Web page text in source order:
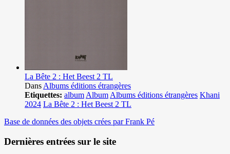
La Bête 2 : Het Beest 2 TL
Dans Albums éditions étrangères
Etiquettes: album Album Albums éditions étrangères Khani
2024 La Bête 2 : Het Beest 2 TL
Base de données des objets crées par Frank Pé
Dernières entrées sur le site